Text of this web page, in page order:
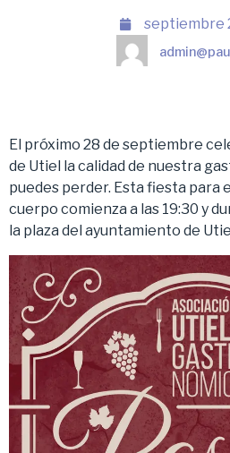
septiembre
El próximo 28 de septiembre
de Utiel la calidad de nuestra
puedes perder. Esta fiesta para
cuerpo comienza a las 19:30 y
la plaza del ayuntamiento de